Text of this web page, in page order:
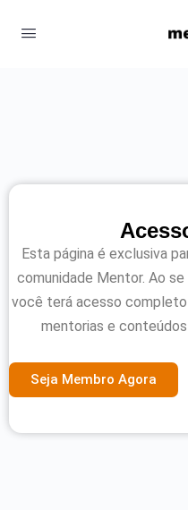
Esta página é exclusiva
comunidade Mentor. Ao
você terá acesso
mentorias e conteúdos
Seja Membro Agora